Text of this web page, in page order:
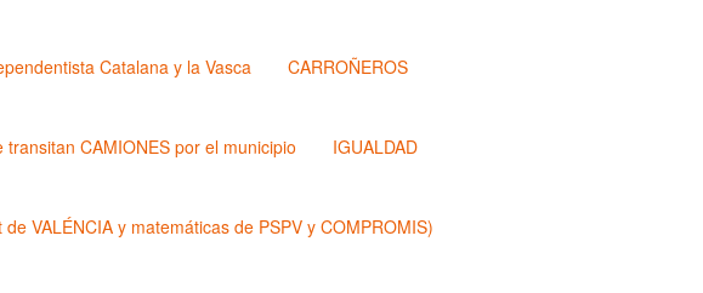
Catalana y la Vasca CARROÑEROS
CAMIONES por el municipio IGUALDAD
VALÉNCIA y matemáticas de PSPV y COMPROMIS)